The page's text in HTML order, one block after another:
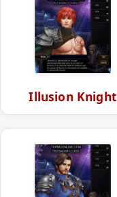
Illusion Knight